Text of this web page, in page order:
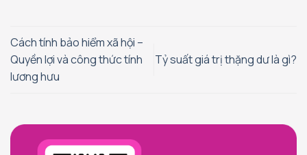
Cách tính bảo hiểm xã hội –
Quyền lợi và công thức tính
lương hưu
Tỷ suất giá trị thặng dư là gì?